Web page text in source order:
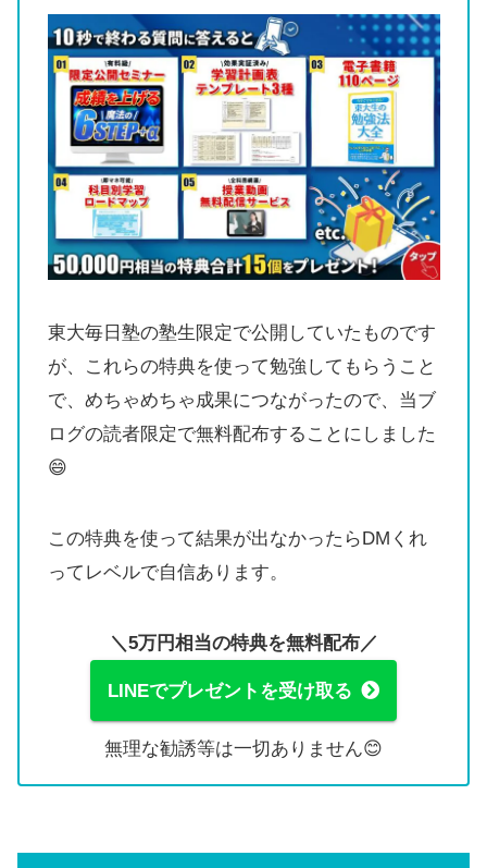
東大毎日塾の塾生限定で公開していたものです
が、これらの特典を使って勉強してもらうこと
で、めちゃめちゃ成果につながったので、当ブ
ログの読者限定で無料配布することにしました
😄
この特典を使って結果が出なかったらDMくれ
ってレベルで自信あります。
＼5万円相当の特典を無料配布／
LINEでプレゼントを受け取る
無理な勧誘等は一切ありません😊